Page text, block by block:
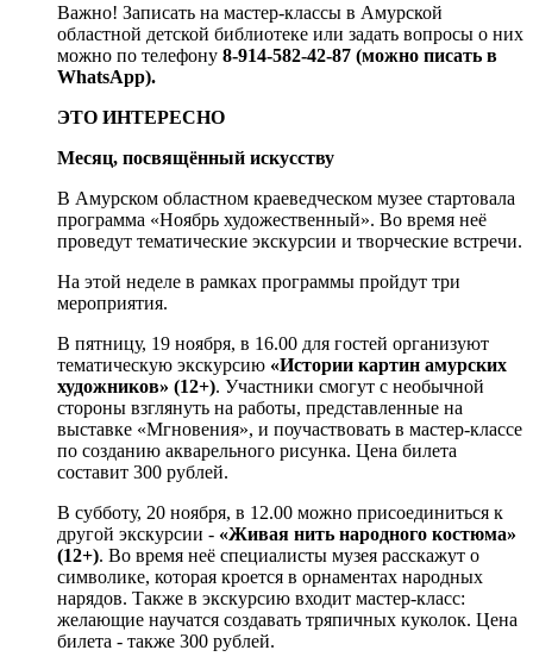
Важно! Записать на мастер-классы в Амурской
областной детской библиотеке или задать вопросы о них
можно по телефону 8-914-582-42-87 (можно писать в
WhatsApp).
ЭТО ИНТЕРЕСНО
Месяц, посвящённый искусству
В Амурском областном краеведческом музее стартовала
программа «Ноябрь художественный». Во время неё
проведут тематические экскурсии и творческие встречи.
На этой неделе в рамках программы пройдут три
мероприятия.
В пятницу, 19 ноября, в 16.00 для гостей организуют
тематическую экскурсию «Истории картин амурских
художников» (12+). Участники смогут с необычной
стороны взглянуть на работы, представленные на
выставке «Мгновения», и поучаствовать в мастер-классе
по созданию акварельного рисунка. Цена билета
составит 300 рублей.
В субботу, 20 ноября, в 12.00 можно присоединиться к
другой экскурсии - «Живая нить народного костюма»
(12+). Во время неё специалисты музея расскажут о
символике, которая кроется в орнаментах народных
нарядов. Также в экскурсию входит мастер-класс:
желающие научатся создавать тряпичных куколок. Цена
билета - также 300 рублей.